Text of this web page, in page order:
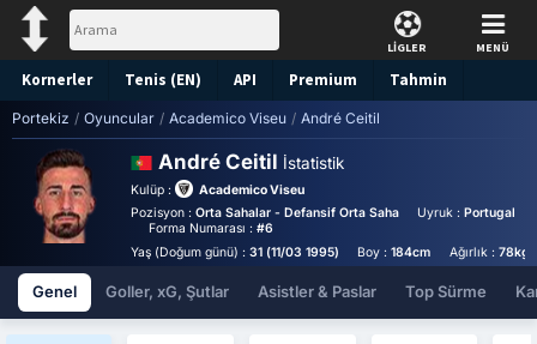
LİGLER MENÜ
Kornerler Tenis (EN) API Premium Tahmin
Portekiz / Oyuncular / Academico Viseu / André Ceitil
André Ceitil İstatistik
Kulüp :
Academico Viseu
Pozisyon : Orta Sahalar - Defansif Orta Saha Uyruk :Portugal
Forma Numarası :#6
Yaş (Doğum günü) : 31 (11/03 1995) Boy :184cm Ağırlık : 78kg
Genel Goller, xG, Şutlar Asistler & Paslar Top Sürme